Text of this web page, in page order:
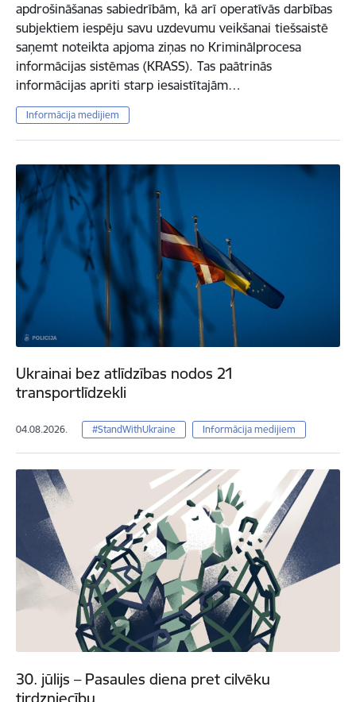
apdrošināšanas sabiedrībām, kā arī operatīvās darbības
subjektiem iespēju savu uzdevumu veikšanai tiešsaistē
saņemt noteikta apjoma ziņas no Kriminālprocesa
informācijas sistēmas (KRASS). Tas paātrinās
informācijas apriti starp iesaistītajām…
Informācija medijiem
Ukrainai bez atlīdzības nodos 21
transportlīdzekli
04.08.2026. #StandWithUkraine Informācija medijiem
30. jūlijs – Pasaules diena pret cilvēku
tirdzniecību